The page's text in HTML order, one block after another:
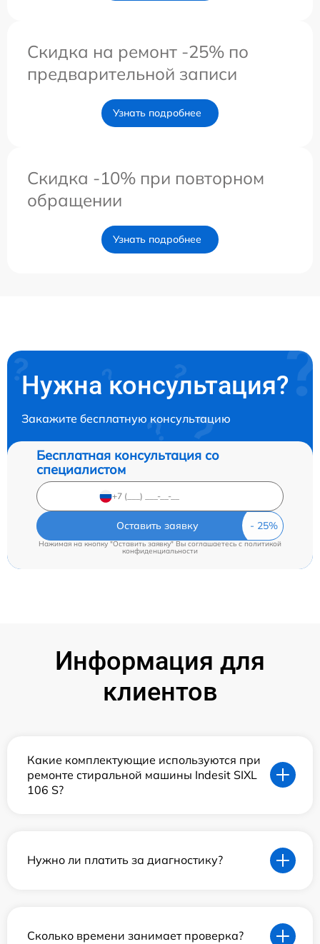
Скидка на ремонт -25% по
предварительной записи
Узнать подробнее
Скидка -10% при повторном
обращении
Узнать подробнее
Нужна консультация?
Закажите бесплатную консультацию
Бесплатная консультация со
специалистом
Оставить заявку
Нажимая на кнопку "Оставить заявку" Вы соглашаетесь cполитикой
конфиденциальности
Информация для
клиентов
Какие комплектующие используются при
ремонте стиральной машины Indesit SIXL
106 S?
Нужно ли платить за диагностику?
Сколько времени занимает проверка?